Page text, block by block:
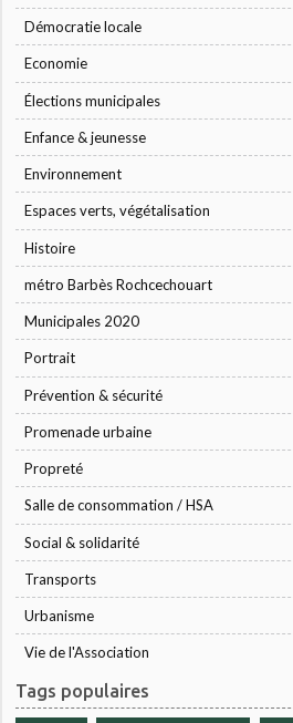
Démocratie locale
Economie
Élections municipales
Enfance & jeunesse
Environnement
Espaces verts, végétalisation
Histoire
métro Barbès Rochcechouart
Municipales 2020
Portrait
Prévention & sécurité
Promenade urbaine
Propreté
Salle de consommation / HSA
Social & solidarité
Transports
Urbanisme
Vie de l'Association
Tags populaires